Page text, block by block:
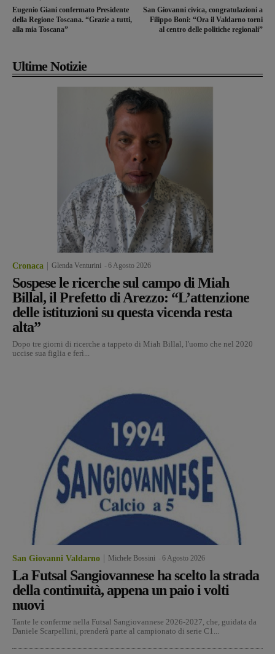
Eugenio Giani confermato Presidente
della Regione Toscana. “Grazie a tutti,
alla mia Toscana”
San Giovanni civica, congratulazioni a
Filippo Boni: “Ora il Valdarno torni
al centro delle politiche regionali”
Ultime Notizie
Cronaca Glenda Venturini 6 Agosto 2026
Sospese le ricerche sul campo di Miah
Billal, il Prefetto di Arezzo: “L’attenzione
delle istituzioni su questa vicenda resta
alta”
Dopo tre giorni di ricerche a tappeto di Miah Billal, l'uomo che nel 2020
uccise sua figlia e ferì...
San Giovanni Valdarno Michele Bossini 6 Agosto 2026
La Futsal Sangiovannese ha scelto la strada
della continuità, appena un paio i volti
nuovi
Tante le conferme nella Futsal Sangiovannese 2026-2027, che, guidata da
Daniele Scarpellini, prenderà parte al campionato di serie C1...